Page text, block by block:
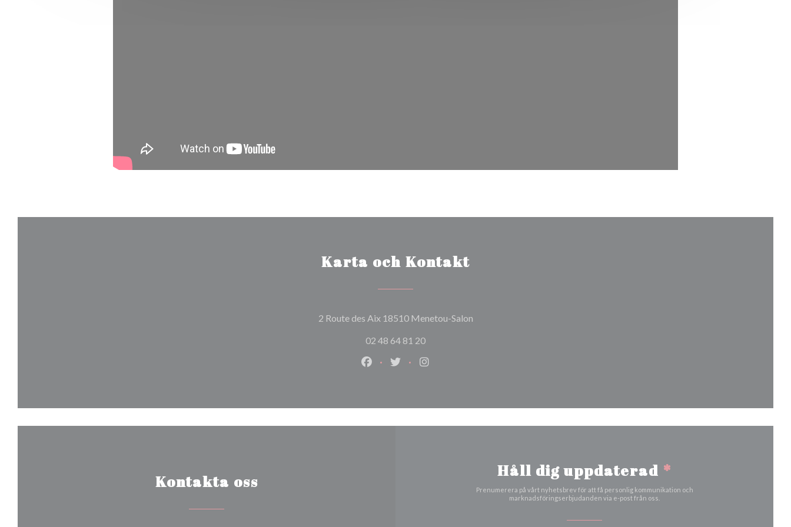
Karta och Kontakt
2 Route des Aix 18510 Menetou-Salon((öppnas i ett nytt fönster))
02 48 64 81 20
Facebook ((öppnas i ett nytt fönster))
Twitter ((öppnas i ett nytt fönster))
Instagram ((öppnas i ett nytt fönster))
Kontakta oss
Håll dig uppdaterad *
Prenumerera på vårt nyhetsbrev för att få personlig kommunikation och
marknadsföringserbjudanden via e-post från oss.